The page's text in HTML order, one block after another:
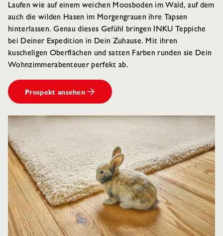
Laufen wie auf einem weichen Moosboden im Wald, auf dem
auch die wilden Hasen im Morgengrauen ihre Tapsen
hinterlassen. Genau dieses Gefühl bringen INKU Teppiche
bei Deiner Expedition in Dein Zuhause. Mit ihren
kuscheligen Oberflächen und satten Farben runden sie Dein
Wohnzimmerabenteuer perfekt ab.
Prospekt ansehen